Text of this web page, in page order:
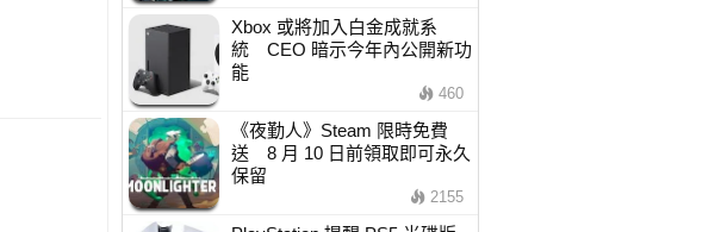
Xbox 或將加入白金成就系
統 CEO 暗示今年內公開新功
能
460
《夜勤人》Steam 限時免費
送 8 月 10 日前領取即可永久
保留
2155